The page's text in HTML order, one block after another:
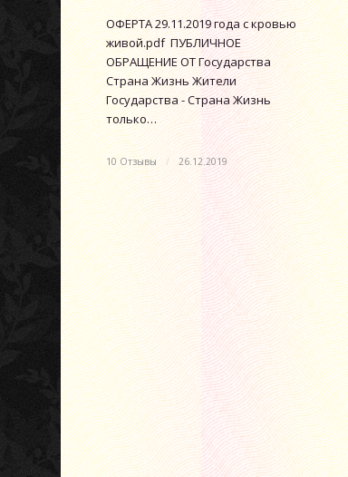
ОФЕРТА 29.11.2019 года с кровью
живой.pdf ПУБЛИЧНОЕ
ОБРАЩЕНИЕ ОТ Государства
Страна Жизнь Жители
Государства - Страна Жизнь
только…
10 Отзывы / 26.12.2019